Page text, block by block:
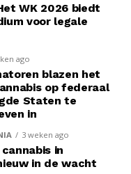
WK 2026 biedt
voor legale
ago
blazen het
op federaal
Staten te
in
3 weken ago
in
in de wacht